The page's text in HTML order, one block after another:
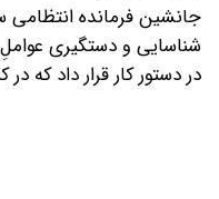
جانشین فرمانده
شناسایی و دستگیری عواملِ
در دستور کار قرار داد که در کمتر از ۱۲ ساعت